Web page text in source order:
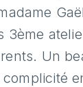
3ème
Un